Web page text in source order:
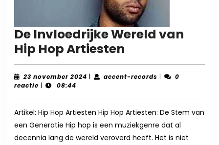
De Invloedrijke Wereld van
Hip Hop Artiesten
Invloedrijke
Wereld
Hip
Hop
Artiesten
23 november 2024 23
| accent-records accent-
|
0
reactie | 08:44
Artikel: Hip Hop Artiesten Hip Hop Artiesten: De Stem van
een Generatie Hip hop is een muziekgenre dat al
decennia lang de wereld veroverd heeft. Het is niet